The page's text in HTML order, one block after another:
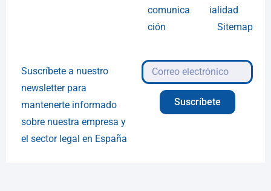
comunica
ción
ialidad
Sitemap
Suscríbete a nuestro
newsletter para
mantenerte informado
sobre nuestra empresa y
el sector legal en España
Suscríbete